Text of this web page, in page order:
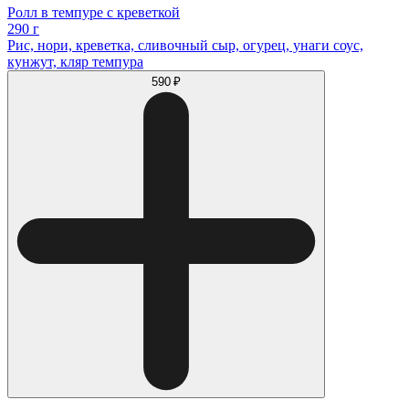
Ролл в темпуре с креветкой
290 г
Рис, нори, креветка, сливочный сыр, огурец, унаги соус,
кунжут, кляр темпура
590 ₽